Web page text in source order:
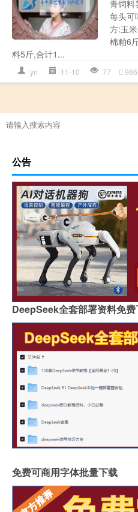
青饲料
每头可
方:玉
棉粕6
料5斤,合计1...
yn 11-10 77 966
公告
DeepSeek全套部署资料免
免费可商用字体批量下载